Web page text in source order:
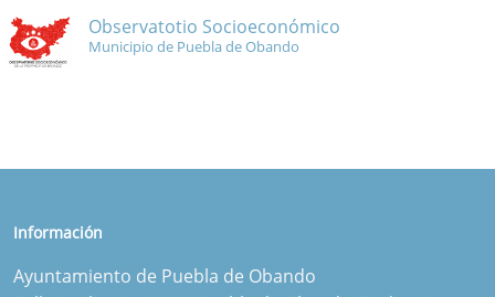
Observatotio Socioeconómico
Municipio de Puebla de Obando
Información
Ayuntamiento de Puebla de Obando